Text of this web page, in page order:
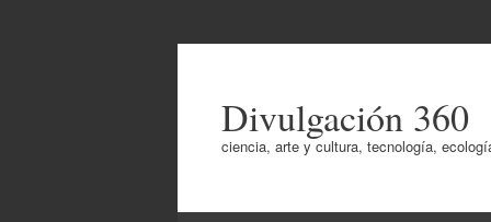
Divulgación 360
ciencia, arte y cultura, tecnología,